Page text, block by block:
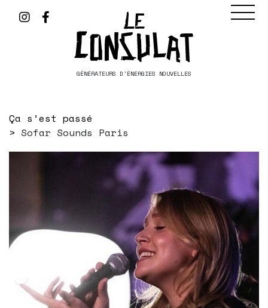
GÉNÉRATEURS D'ÉNERGIES NOUVELLES
Ça s’est passé
Sofar Sounds Paris